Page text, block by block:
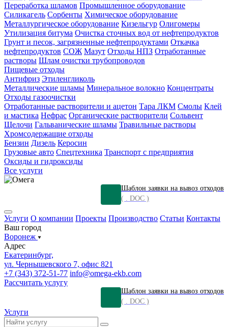
Переработка шламов Промышленное оборудование
Силикагель Сорбенты Химическое оборудование
Металлургическое оборудование Кизельгур Олигомеры
Утилизация битума Очистка сточных вод от нефтепродуктов
Грунт и песок, загрязненные нефтепродуктами Откачка
нефтепродуктов СОЖ Мазут Отходы НПЗ Отработанные
растворы Шлам очистки трубопроводов
Пищевые отходы
Антифриз Этиленгликоль
Металлические шламы Минеральное волокно Концентраты
Отходы газоочистки
Отработанные растворители и ацетон Тара ЛКМ Смолы Клей
и мастика Нефрас Органические растворители Сольвент
Щелочи Гальванические шламы Травильные растворы
Хромсодержащие отходы
Бензин Дизель Керосин
Грузовые авто Спецтехника Транспорт с предприятия
Оксиды и гидроксиды
Все услуги
Шаблон заявки на вывоз отходов
( . DOC )
Услуги О компании Проекты Производство Статьи Контакты
Ваш город
Воронеж
Адрес
Екатеринбург,
ул. Чернышевского 7, офис 821
+7 (343) 372-51-77 info@omega-ekb.com
Рассчитать услугу
Шаблон заявки на вывоз отходов
( . DOC )
Услуги